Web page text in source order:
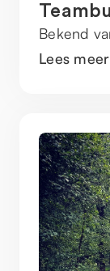
Bekend
Lees meer